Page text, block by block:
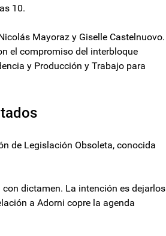
10.
Mayoraz y Giselle Castelnuovo.
el compromiso del interbloque
y Producción y Trabajo para
de Legislación Obsoleta, conocida
dictamen. La intención es dejarlos
a Adorni copre la agenda